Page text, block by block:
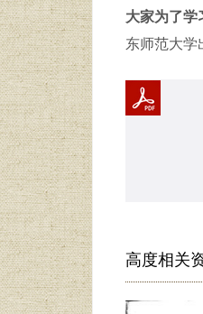
大家为了学
东师范大学
高度相关